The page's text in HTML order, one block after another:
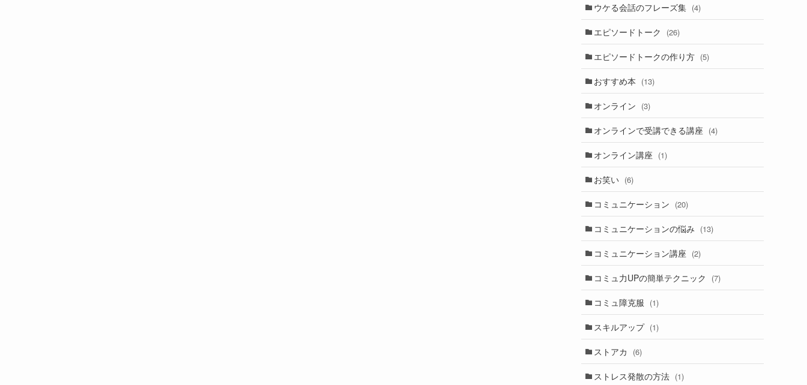
ウケる会話のフレーズ集 (4)
エピソードトーク (26)
エピソードトークの作り方 (5)
おすすめ本 (13)
オンライン (3)
オンラインで受講できる講座 (4)
オンライン講座 (1)
お笑い (6)
コミュニケーション (20)
コミュニケーションの悩み (13)
コミュニケーション講座 (2)
コミュ力UPの簡単テクニック (7)
コミュ障克服 (1)
スキルアップ (1)
ストアカ (6)
ストレス発散の方法 (1)